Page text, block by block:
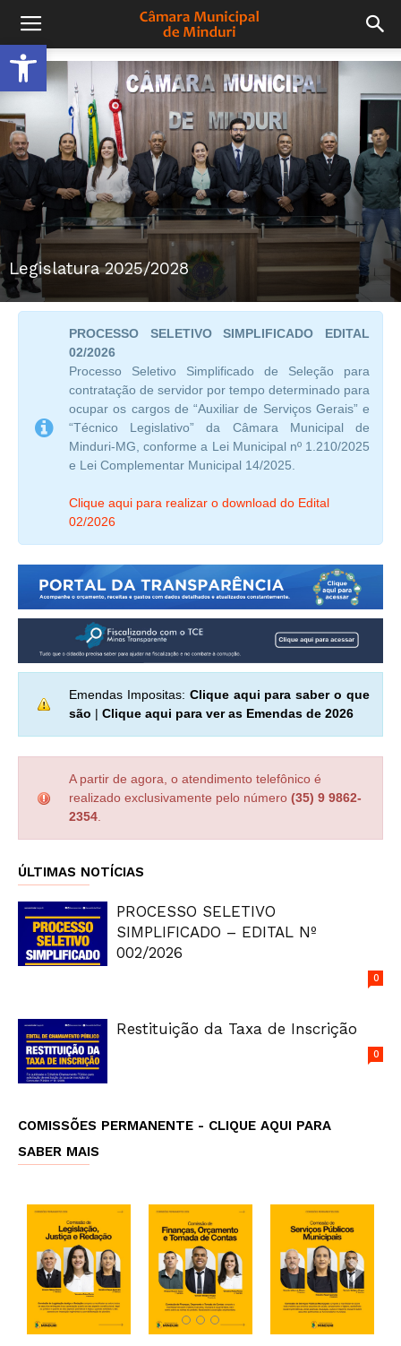
Open toolbar
Legislatura 2025/2028
PROCESSO SELETIVO SIMPLIFICADO EDITAL
02/2026
Processo Seletivo Simplificado de Seleção para
contratação de servidor por tempo determinado para
ocupar os cargos de “Auxiliar de Serviços Gerais” e
“Técnico Legislativo” da Câmara Municipal de
Minduri-MG, conforme a Lei Municipal nº 1.210/2025
e Lei Complementar Municipal 14/2025.
Clique aqui para realizar o download do Edital
02/2026
Emendas Impositas: Clique aqui para saber o que
são | Clique aqui para ver as Emendas de 2026
A partir de agora, o atendimento telefônico é
realizado exclusivamente pelo número (35) 9 9862-
2354
ÚLTIMAS NOTÍCIAS
PROCESSO SELETIVO
SIMPLIFICADO – EDITAL Nº
002/2026
0
Restituição da Taxa de Inscrição
0
COMISSÕES PERMANENTE - CLIQUE AQUI PARA
SABER MAIS